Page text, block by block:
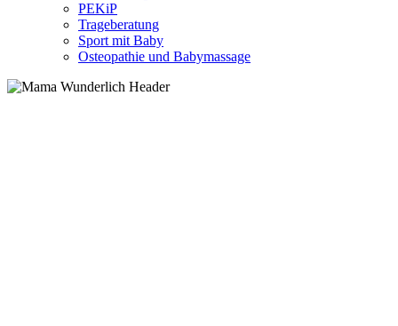
PEKiP
Trageberatung
Sport mit Baby
Osteopathie und Babymassage